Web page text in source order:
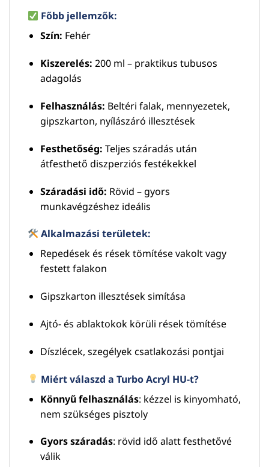
Főbb jellemzők:
Szín: Fehér
Kiszerelés: 200 ml – praktikus tubusos
adagolás
Felhasználás: Beltéri falak, mennyezetek,
gipszkarton, nyílászáró illesztések
Festhetőség: Teljes száradás után
átfesthető diszperziós festékekkel
Száradási idő: Rövid – gyors
munkavégzéshez ideális
Alkalmazási területek:
Repedések és rések tömítése vakolt vagy
festett falakon
Gipszkarton illesztések simítása
Ajtó- és ablaktokok körüli rések tömítése
Díszlécek, szegélyek csatlakozási pontjai
Miért válaszd a Turbo Acryl HU-t?
Könnyű felhasználás: kézzel is kinyomható,
nem szükséges pisztoly
Gyors száradás: rövid idő alatt festhetővé
válik